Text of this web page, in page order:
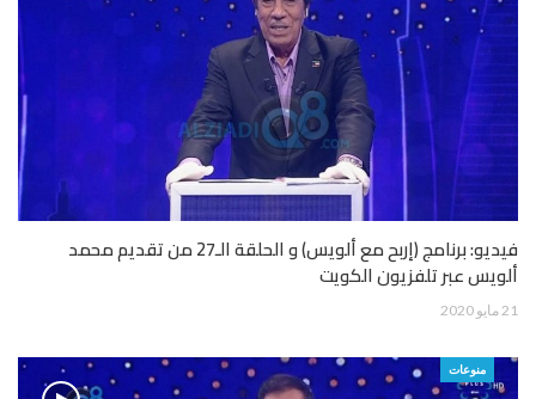
فيديو: برنامج (إربح مع ألويس) و الحلقة الـ27 من تقديم محمد
ألويس عبر تلفزيون الكويت
21 مايو 2020
منوعات